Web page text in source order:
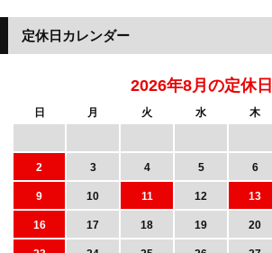
定休日カレンダー
2026年8月の定休日
日 月 火 水 木
2
3 4 5 6
9
10 11 12 13
16
17 18 19 20